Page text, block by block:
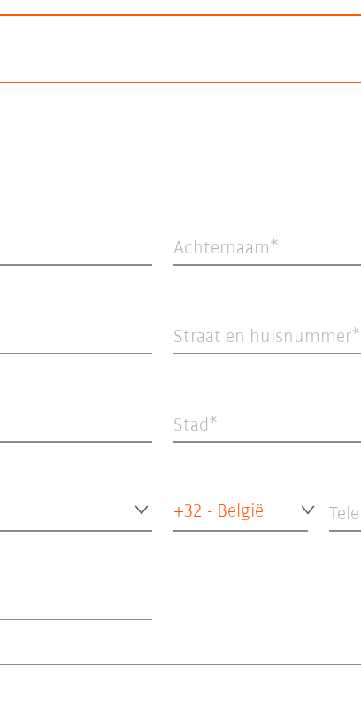
Achternaam
Straat en huisnummer
Stad
+32 - België